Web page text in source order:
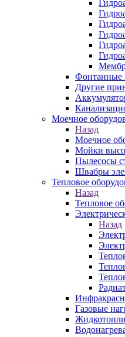
Фонтанные
Другие
Моечное
Назад
Моечное
Мойки
Пылесосы
Швабры
Тепловое
Назад
Тепловое
Назад
Газовые